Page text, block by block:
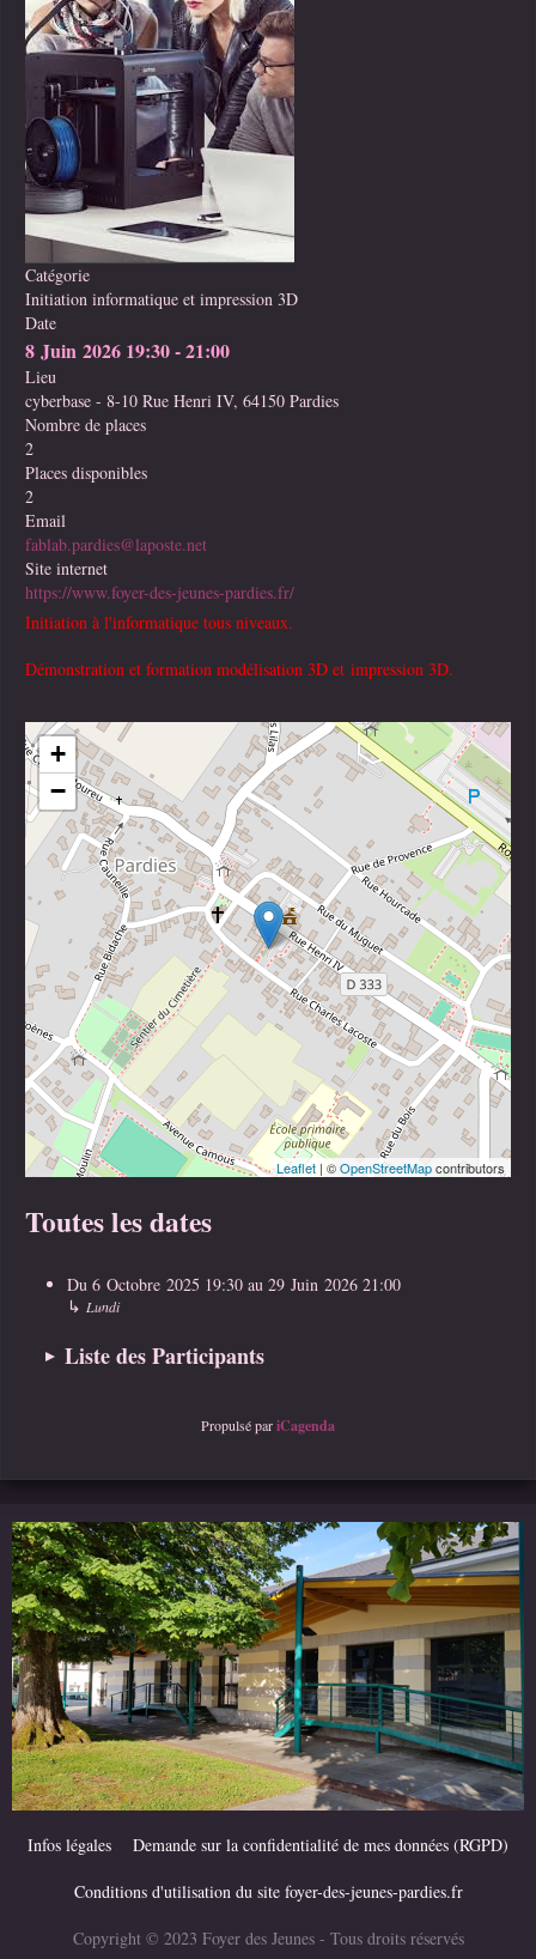
Catégorie
Initiation informatique et impression 3D
Date
8 Juin 2026 19:30-21:00
Lieu
cyberbase - 8-10 Rue Henri IV, 64150 Pardies
Nombre de places
2
Places disponibles
2
Email
fablab.pardies@laposte.net
Site internet
https://www.foyer-des-jeunes-pardies.fr/
Initiation à l'informatique tous niveaux.
Démonstration et formation modélisation 3D et impression 3D.
+
−
Leaflet | ©OpenStreetMapcontributors
Toutes les dates
Du 6 Octobre 2025 19:30 au 29 Juin 2026 21:00
↳ Lundi
Liste des Participants
Propulsé pariCagenda
Infos légales Demande sur la confidentialité de mes données (RGPD)
Conditions d'utilisation du site foyer-des-jeunes-pardies.fr
Copyright © 2023 Foyer des Jeunes - Tous droits réservés